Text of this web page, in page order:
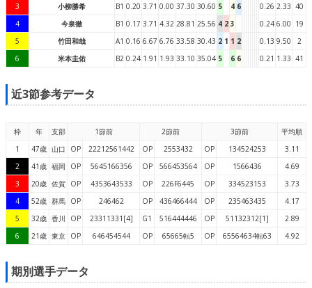
3
小柳勝希 B1 0.20 3.71 0.00 37.30 30.60 5 4 6 0.26 2.33 40
4
今泉徹 B1 0.17 3.71 4.32 28.81 25.56 4 2 3 0.24 6.00 19
5
竹田和哉 A1 0.16 6.67 6.76 33.58 30.43 2 1 1 2 0.13 9.50
2
6
米本圭佑 B2 0.24 1.91 1.93 33.10 35.04 5 6 6 0.21 1.33 41
近3節参考データ
枠 年 支部 1節前 2節前 3節前
平均順
1
47歳 山口 OP 22212561442 OP 2553432 OP 134524253
3.11
2
41歳 福岡 OP 5645166356 OP 566453564 OP 1566436
4.69
3
20歳 佐賀 OP 4353643533 OP 226F6445 OP 334523153
3.73
4
52歳 群馬 OP 246462 OP 436466444 OP 235463435
4.17
5
32歳 香川 OP 23311331[4] G1 516444446 OP 51132312[1]
2.89
6
21歳 東京 OP 646454544 OP 65665転5 OP 65564634転63 4.92
期別選手データ